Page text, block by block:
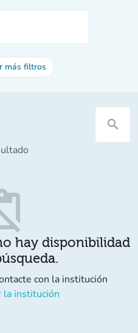
más filtros
search
hay disponibilidad
con la institución
la institución